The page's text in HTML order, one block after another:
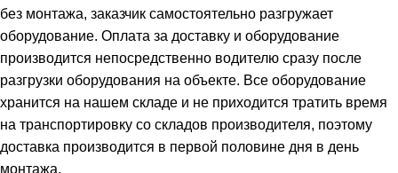
без монтажа, заказчик самостоятельно разгружает
оборудование. Оплата за доставку и оборудование
производится непосредственно водителю сразу после
разгрузки оборудования на объекте. Все оборудование
хранится на нашем складе и не приходится тратить время
на транспортировку со складов производителя, поэтому
доставка производится в первой половине дня в день
монтажа.